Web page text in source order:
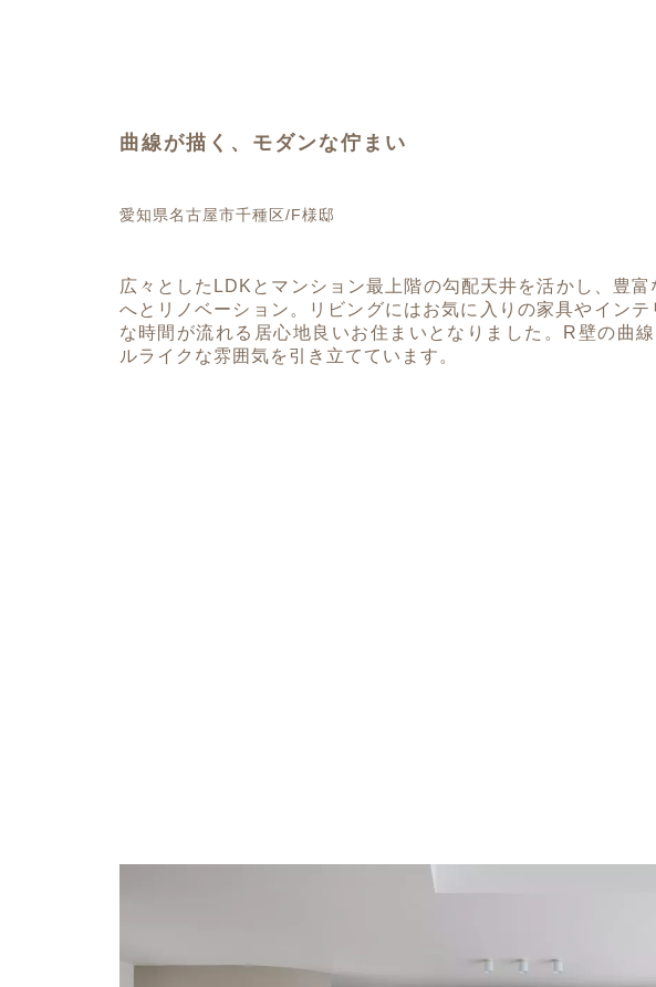
曲線が描く、モダンな佇まい
愛知県名古屋市千種区/F様邸
広々としたLDKとマンション最上階の勾配天井を活かし、豊富
へとリノベーション。リビングにはお気に入りの家具やイン
な時間が流れる居心地良いお住まいとなりました。R壁の曲
ルライクな雰囲気を引き立てています。